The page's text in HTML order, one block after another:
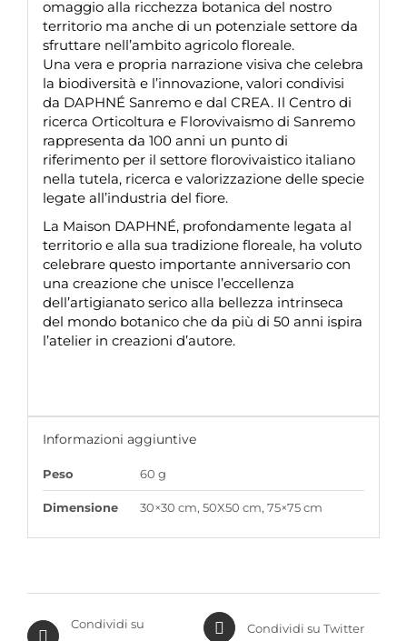
omaggio alla ricchezza botanica del nostro
territorio ma anche di un potenziale settore da
sfruttare nell’ambito agricolo floreale.
Una vera e propria narrazione visiva che celebra
la biodiversità e l’innovazione, valori condivisi
da DAPHNÉ Sanremo e dal CREA. Il Centro di
ricerca Orticoltura e Florovivaismo di Sanremo
rappresenta da 100 anni un punto di
riferimento per il settore florovivaistico italiano
nella tutela, ricerca e valorizzazione delle specie
legate all’industria del fiore.
La Maison DAPHNÉ, profondamente legata al
territorio e alla sua tradizione floreale, ha voluto
celebrare questo importante anniversario con
una creazione che unisce l’eccellenza
dell’artigianato serico alla bellezza intrinseca
del mondo botanico che da più di 50 anni ispira
l’atelier in creazioni d’autore.
Informazioni aggiuntive
Peso 60 g
Dimensione 30×30 cm, 50X50 cm, 75×75 cm
Condividi su
Condividi su Twitter